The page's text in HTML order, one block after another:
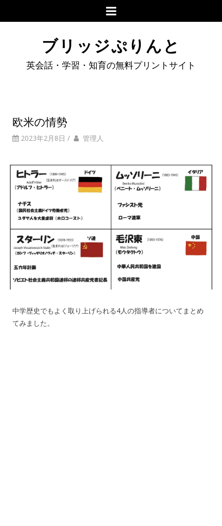
ブリッジぷりんと
英会話・学習・知育の無料プリントサイト
欧米の情勢
2023年2月8日 / 管理人
中学歴史でもよく取り上げられる4人の指導者についてまとめ
てみました。